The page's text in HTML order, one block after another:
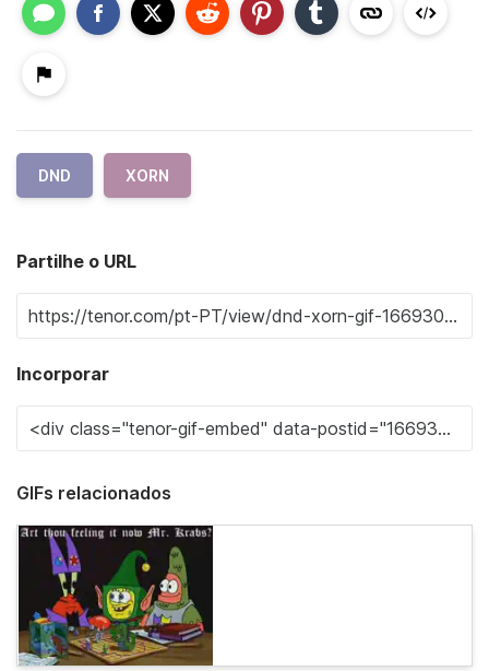
DND XORN
Partilhe o URL
Incorporar
GIFs relacionados